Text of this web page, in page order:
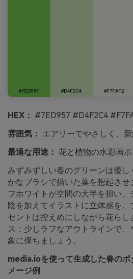
HEX： #7ED957 #D4F2C4
雰囲気： エアリーでやさしく、
最適な用途： 花と植物の水彩画
みずみずしい春のグリーンは優
かなブラシで描いた葉を想起さ
フホワイトが空間の大半を担い
陰を加えてイラストに立体感を。
セントは控えめにしながら花らし
ス：少しラフなアウトラインで
象に保ちましょう。
media.ioを使って生成した春のボ
メージ例